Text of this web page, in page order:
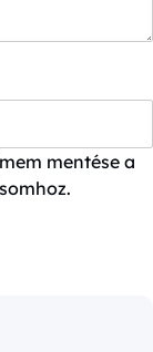
mentése a